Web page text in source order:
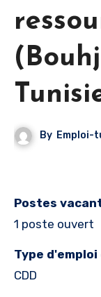
By Emploi-
Postes
1 poste ouvert
Type d'emploi
CDD